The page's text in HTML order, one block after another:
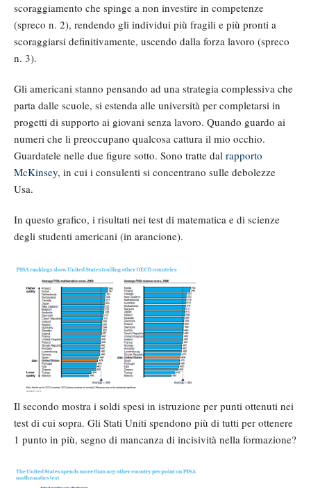
scoraggiamento che spinge a non investire in competenze
(spreco n. 2), rendendo gli individui più fragili e più pronti a
scoraggiarsi definitivamente, uscendo dalla forza lavoro (spreco
n. 3).
Gli americani stanno pensando ad una strategia complessiva che
parta dalle scuole, si estenda alle università per completarsi in
progetti di supporto ai giovani senza lavoro. Quando guardo ai
numeri che li preoccupano qualcosa cattura il mio occhio.
Guardatele nelle due figure sotto. Sono tratte dal rapporto
McKinsey, in cui i consulenti si concentrano sulle debolezze
Usa.
In questo grafico, i risultati nei test di matematica e di scienze
degli studenti americani (in arancione).
Il secondo mostra i soldi spesi in istruzione per punti ottenuti nei
test di cui sopra. Gli Stati Uniti spendono più di tutti per ottenere
1 punto in più, segno di mancanza di incisività nella formazione?